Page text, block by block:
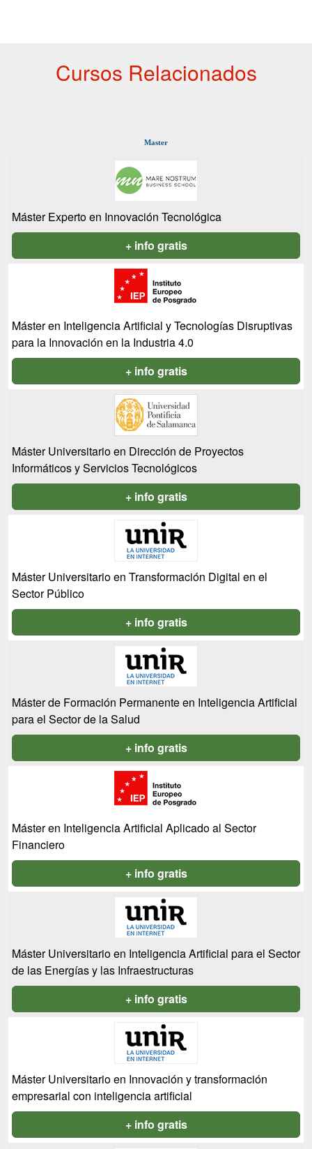
Cursos Relacionados
Master
Máster Experto en Innovación Tecnológica
+ info gratis
Máster en Inteligencia Artificial y Tecnologías Disruptivas
para la Innovación en la Industria 4.0
+ info gratis
Máster Universitario en Dirección de Proyectos
Informáticos y Servicios Tecnológicos
+ info gratis
Máster Universitario en Transformación Digital en el
Sector Público
+ info gratis
Máster de Formación Permanente en Inteligencia Artificial
para el Sector de la Salud
+ info gratis
Máster en Inteligencia Artificial Aplicado al Sector
Financiero
+ info gratis
Máster Universitario en Inteligencia Artificial para el Sector
de las Energías y las Infraestructuras
+ info gratis
Máster Universitario en Innovación y transformación
empresarial con inteligencia artificial
+ info gratis